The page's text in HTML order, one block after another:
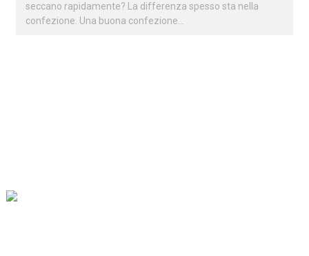
seccano rapidamente? La differenza spesso sta nella
confezione. Una buona confezione...